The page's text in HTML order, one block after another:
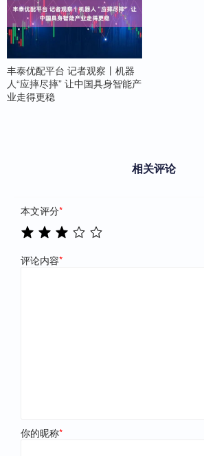
丰泰优配平台 记者观察丨机器
人“应摔尽摔” 让中国具身智能产
业走得更稳
相关评论
本文评分*
评论内容*
你的昵称*